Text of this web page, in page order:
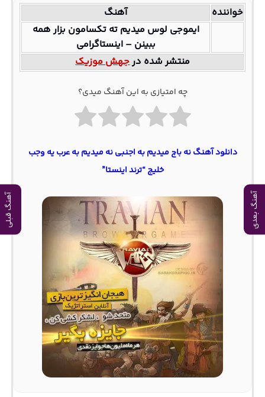
آهنگ بعدی آهنگ قبلی
خواننده
آهنگ
ایموجی لوس میدیم ته تکسامون بزار همه
ببینن – اینستاگرامی
منتشر شده درجهش موزیک
چه امتیازی به این آهنگ میدی؟
دانلود آهنگ نه باج میدیم به اجنبی نه میدیم به عرب یه وجب
خلیج “ترند اینستا”